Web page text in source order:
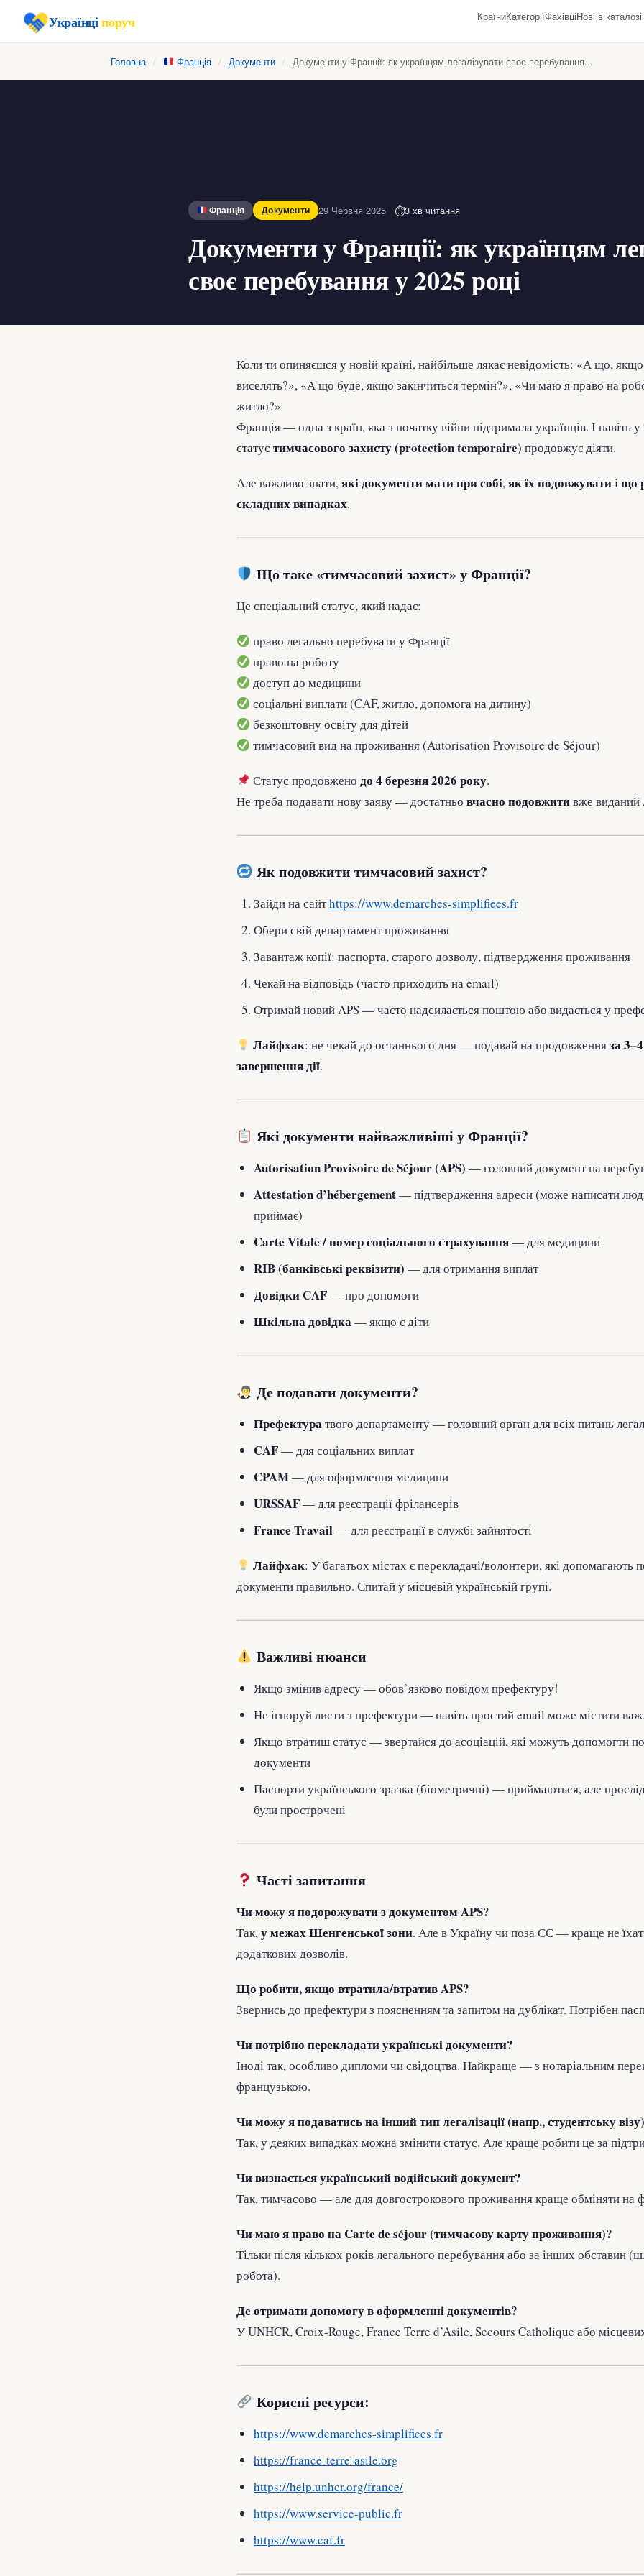
Українціпоруч КраїниКатегоріїФахівціНові в каталозі
Головна / Франція / Документи / Документи у Франції: як українцям легалізувати своє перебування...
Франція Документи 29 Червня 2025 3 хв читання
Документи у Франції: як українцям
своє перебування у 2025 році
Коли ти опиняєшся у новій країні, найбільше лякає невідомість: «А що,
виселять?», «А що буде, якщо закінчиться термін?», «Чи маю я право на
житло?»
Франція — одна з країн, яка з початку війни підтримала українців. І навіть
статус тимчасового захисту (protection temporaire) продовжує діяти.
Але важливо знати,які документи мати при собі,як їх подовжуватиіщо
складних випадках.
Що таке «тимчасовий захист» у Франції?
Це спеціальний статус, який надає:
право легально перебувати у Франції
право на роботу
доступ до медицини
соціальні виплати (CAF, житло, допомога на дитину)
безкоштовну освіту для дітей
тимчасовий вид на проживання (Autorisation Provisoire de Séjour)
Статус продовженодо 4 березня 2026 року.
Не треба подавати нову заяву — достатньо вчасно подовжитивже виданий
Як подовжити тимчасовий захист?
Зайди на сайтhttps://www.demarches-simplifiees.fr
Обери свій департамент проживання
Завантаж копії: паспорта, старого дозволу, підтвердження проживання
Чекай на відповідь (часто приходить на email)
Отримай новий APS — часто надсилається поштою або видається у
Лайфхак: не чекай до останнього дня — подавай на продовженняза
завершення дії.
Які документи найважливіші у Франції?
Autorisation Provisoire de Séjour (APS) — головний документ на
Attestation d’hébergement— підтвердження адреси (може написати
приймає)
Carte Vitale / номер соціального страхування— для медицини
RIB (банківські реквізити) — для отримання виплат
Довідки CAF— про допомоги
Шкільна довідка— якщо є діти
Де подавати документи?
Префектуратвого департаменту — головний орган для всіх питань
CAF— для соціальних виплат
CPAM— для оформлення медицини
URSSAF— для реєстрації фрілансерів
France Travail— для реєстрації в службі зайнятості
Лайфхак: У багатьох містах є перекладачі/волонтери, які допомагають
документи правильно. Спитай у місцевій українській групі.
Важливі нюанси
Якщо змінив адресу — обов’язково повідом префектуру!
Не ігноруй листи з префектури — навіть простий email може містити
Якщо втратиш статус — звертайся до асоціацій, які можуть допомогти
документи
Паспорти українського зразка (біометричні) — приймаються, але
були прострочені
Часті запитання
Чи можу я подорожувати з документом APS?
Так,у межах Шенгенської зони. Але в Україну чи поза ЄС — краще не
додаткових дозволів.
Що робити, якщо втратила/втратив APS?
Звернись до префектури з поясненням та запитом на дублікат. Потрібен
Чи потрібно перекладати українські документи?
Іноді так, особливо дипломи чи свідоцтва. Найкраще — з нотаріальним
французькою.
Чи можу я подаватись на інший тип легалізації (напр., студентську
Так, у деяких випадках можна змінити статус. Але краще робити це за
Чи визнається український водійський документ?
Так, тимчасово — але для довгострокового проживання краще обміняти на
Чи маю я право на Carte de séjour (тимчасову карту проживання)?
Тільки після кількох років легального перебування або за інших обставин
робота).
Де отримати допомогу в оформленні документів?
У UNHCR, Croix-Rouge, France Terre d’Asile, Secours Catholique або
Корисні ресурси:
https://www.demarches-simplifiees.fr
https://france-terre-asile.org
https://help.unhcr.org/france/
https://www.service-public.fr
https://www.caf.fr